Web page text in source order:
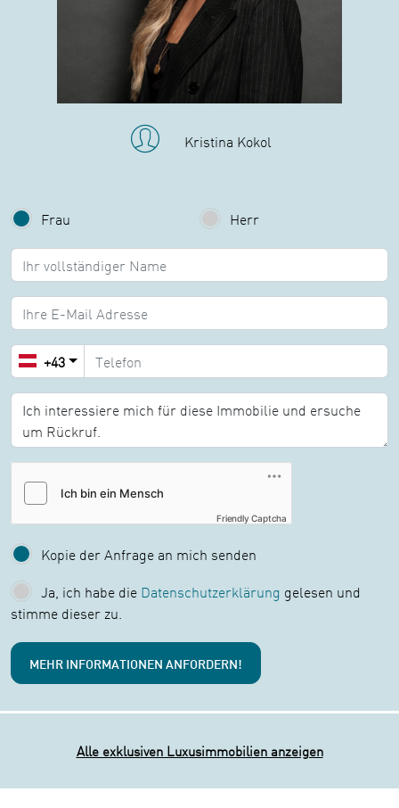
Kristina Kokol
Frau
Herr
Name:
E-Mail:
+43
Nachricht:
Friendly Captcha
Kopie der Anfrage an mich senden
Ja, ich habe die Datenschutzerklärung gelesen und
stimme dieser zu.
Alle exklusiven Luxusimmobilien anzeigen